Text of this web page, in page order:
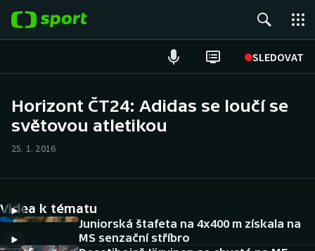
SLEDOVAT
Hokej
Cyklistika
Horizont ČT24: Adidas se loučí se
světovou atletikou
25. 1. 2016
Videa k tématu
Juniorská štafeta na 4x400 m získala na
MS senzační stříbro